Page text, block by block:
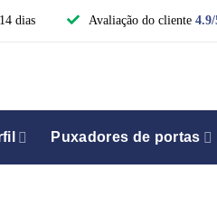
dias Avaliação do cliente 4.9/
Puxadores de portas